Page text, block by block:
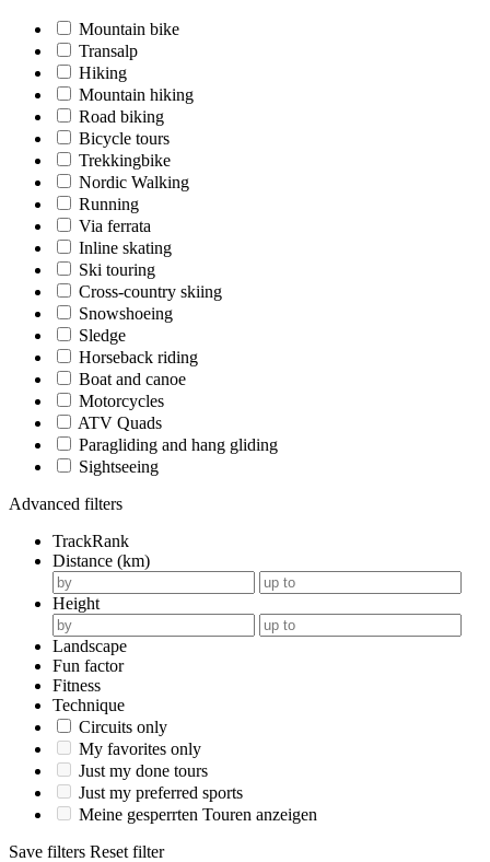
Mountain bike
Transalp
Hiking
Mountain hiking
Road biking
Bicycle tours
Trekkingbike
Nordic Walking
Running
Via ferrata
Inline skating
Ski touring
Cross-country skiing
Snowshoeing
Sledge
Horseback riding
Boat and canoe
Motorcycles
ATV Quads
Paragliding and hang gliding
Sightseeing
Advanced filters
TrackRank
Distance (km)
Height
Landscape
Fun factor
Fitness
Technique
Circuits only
My favorites only
Just my done tours
Just my preferred sports
Meine gesperrten Touren anzeigen
Save filters Reset filter